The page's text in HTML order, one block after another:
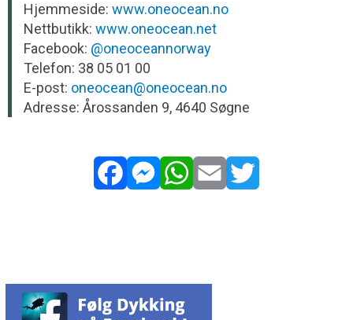
Hjemmeside: www.oneocean.no
Nettbutikk: www.oneocean.net
Facebook: @oneoceannorway
Telefon: 38 05 01 00
E-post: oneocean@oneocean.no
Adresse: Årossanden 9, 4640 Søgne